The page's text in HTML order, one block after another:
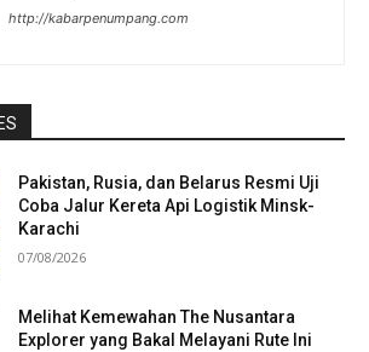
http://kabarpenumpang.com
Pakistan, Rusia, dan Belarus Resmi Uji
Coba Jalur Kereta Api Logistik Minsk-
Karachi
07/08/2026
Melihat Kemewahan The Nusantara
Explorer yang Bakal Melayani Rute Ini